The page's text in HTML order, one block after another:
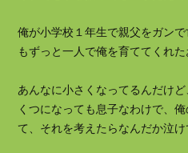
俺が小学校１年生で親父をガン
もずっと一人で俺を育ててくれ
あんなに小さくなってるんだけ
くつになっても息子なわけで、
て、それを考えたらなんだか泣け